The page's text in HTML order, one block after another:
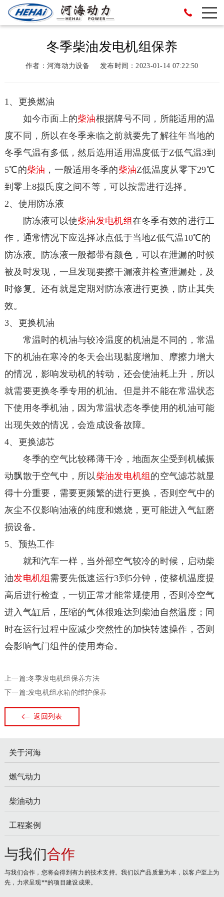
冬季柴油发电机组保养
作者：河海动力设备 发布时间：2023-01-14 07:22:50
1、更换燃油
如今市面上的柴油根据牌号不同，所能适用的温
度不同，所以在冬季来临之前就要先了解往年当地的
冬季气温有多低，然后选用适用温度低于Z低气温3到
5℃的柴油 ，一般适用冬季的柴油Z低温度从零下29℃
到零上8摄氏度之间不等，可以按需进行选择。
2、使用防冻液
防冻液可以使柴油发电机组 在冬季有效的进行工
作，通常情况下应选择冰点低于当地Z低气温10℃的
防冻液。防冻液一般都带有颜色，可以在泄漏的时候
被及时发现，一旦发现要擦干漏液并检查泄漏处，及
时修复。还有就是定期对防冻液进行更换，防止其失
效。
3、更换机油
常温时的机油与较冷温度的机油是不同的，常温
下的机油在寒冷的冬天会出现黏度增加、摩擦力增大
的情况，影响发动机的转动，还会使油耗上升，所以
就需要更换冬季专用的机油。但是并不能在常温状态
下使用冬季机油，因为常温状态冬季使用的机油可能
出现失效的情况，会造成设备故障。
4、更换滤芯
冬季的空气比较稀薄干冷，地面灰尘受到机械振
动飘散于空气中，所以柴油发电机组 的空气滤芯就显
得十分重要，需要更频繁的进行更换，否则空气中的
灰尘不仅影响油液的纯度和燃烧，更可能进入气缸磨
损设备。
5、预热工作
就和汽车一样，当外部空气较冷的时候，启动柴
油发电机组 需要先低速运行3到5分钟，使整机温度提
高后进行检查，一切正常才能常规使用，否则冷空气
进入气缸后，压缩的气体很难达到柴油自然温度；同
时在运行过程中应减少突然性的加快转速操作，否则
会影响气门组件的使用寿命。
上一篇:冬季发电机组保养方法
下一篇:发电机组水箱的维护保养
返回列表
关于河海
燃气动力
柴油动力
工程案例
与我们合作
与我们合作，您将会得到有力的技术支持。我们以产品质量为本，以客户至上为
先，力求呈现**的项目建设成果。